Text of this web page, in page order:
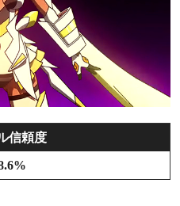
信頼度